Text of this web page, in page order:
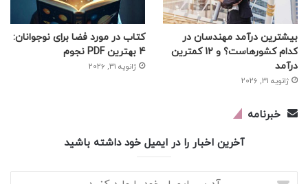
بیشترین درآمد مهندسان در
کدام کشورهاست؟ و 12 کمترین
درآمد
ژانویه 31, 2026
کتاب در مورد فضا برای نوجوانان:
4 بهترین PDF نجوم
ژانویه 31, 2026
خبرنامه
آخرین اخبار را در ایمیل خود داشته باشید